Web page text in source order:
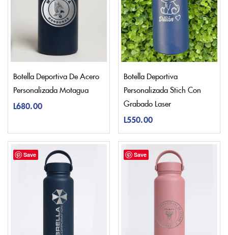
Botella Deportiva De Acero
Personalizada Motagua
L680.00
Botella Deportiva
Personalizada Stich Con
Grabado Laser
L550.00
Save Save